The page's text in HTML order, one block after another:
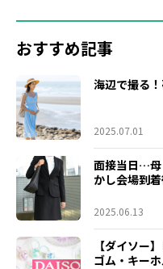
おすすめ記事
海辺で撮る
2025.07.01
面接当日…母
かし会場到
2025.06.13
【ダイソー
ゴム・キー